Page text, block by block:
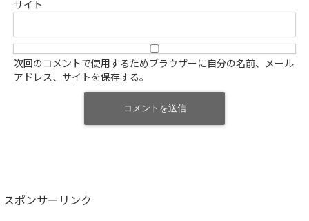
サイト
次回のコメントで使用するためブラウザーに自分の名前、メール
アドレス、サイトを保存する。
スポンサーリンク